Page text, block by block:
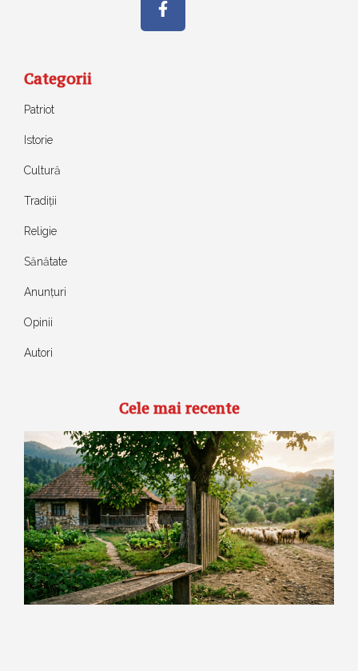
Categorii
Patriot
Istorie
Cultură
Tradiții
Religie
Sănătate
Anunțuri
Opinii
Autori
Cele mai recente